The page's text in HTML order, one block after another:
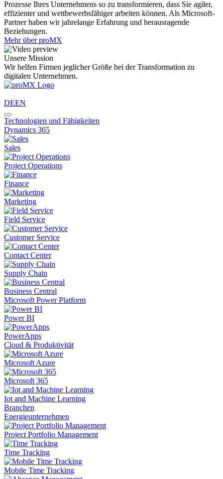
Prozesse Ihres Unternehmens so zu transformieren, dass Sie agiler,
effizienter und wettbewerbsfähiger arbeiten können. Als Microsoft-
Partner haben wir jahrelange Erfahrung und herausragende
Beziehungen.
Mehr über proMX
Unsere Mission
Wir helfen Firmen jeglicher Größe bei der Transformation zu
digitalen Unternehmen.
DEEN
Technologien und Fähigkeiten
Dynamics 365
Sales
Project Operations
Finance
Marketing
Field Service
Customer Service
Contact Center
Supply Chain
Business Central
Microsoft Power Platform
Power BI
PowerApps
Cloud & Produktivität
Microsoft Azure
Microsoft 365
Iot and Machine Learning
Branchen
Energieunternehmen
Project Portfolio Management
Time Tracking
Mobile Time Tracking